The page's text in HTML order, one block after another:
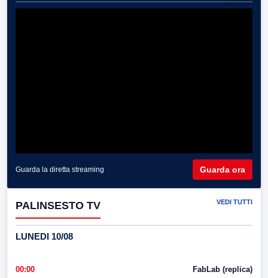
Guarda la diretta streaming Guarda ora
PALINSESTO TV VEDI TUTTI
LUNEDI 10/08
00:00 FabLab (replica)